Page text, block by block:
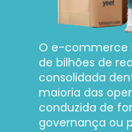
O e-commerce
de bilhões de
consolidada
maioria das
conduzida de
governança ou